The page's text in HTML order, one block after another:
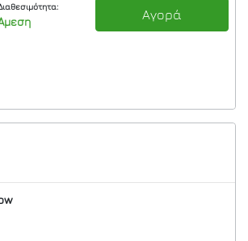
Αγορά